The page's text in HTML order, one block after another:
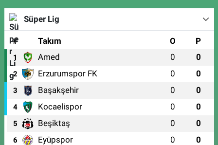
Süper Lig
# Takım O P
1 Amed 0 0
2 Erzurumspor FK 0 0
3 Başakşehir 0 0
4 Kocaelispor 0 0
5 Beşiktaş 0 0
6 Eyüpspor 0 0